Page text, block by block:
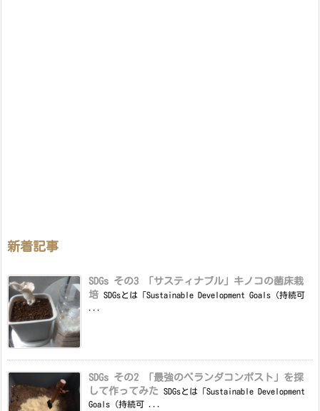
新着記事
SDGs その3 「サスティナブル」キノコの菌床栽
培 SDGsとは「Sustainable Development Goals（持続可
SDGs その2 「最強のベランダコンポスト」を探
して作ってみた
SDGsとは「Sustainable Development
Goals（持続可 ...